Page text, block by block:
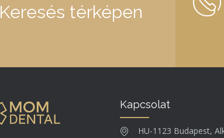
Keresés térképen
Kapcsolat
HU-1123 Budapest,